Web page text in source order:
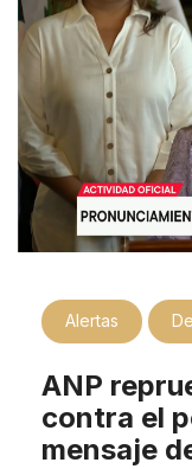
Alertas
ANP
contra el
mensaje